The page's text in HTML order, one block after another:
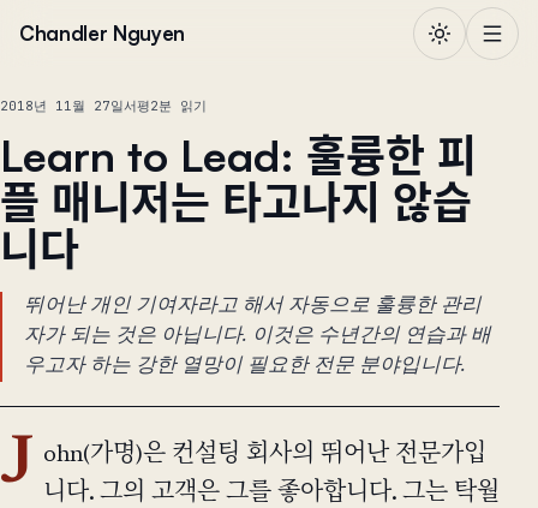
Chandler Nguyen
2018년 11월 27일서평2분 읽기
Learn to Lead: 훌륭한 피
플 매니저는 타고나지 않습
니다
뛰어난 개인 기여자라고 해서 자동으로 훌륭한 관리
자가 되는 것은 아닙니다. 이것은 수년간의 연습과 배
우고자 하는 강한 열망이 필요한 전문 분야입니다.
J
ohn(가명)은 컨설팅 회사의 뛰어난 전문가입
니다. 그의 고객은 그를 좋아합니다. 그는 탁월